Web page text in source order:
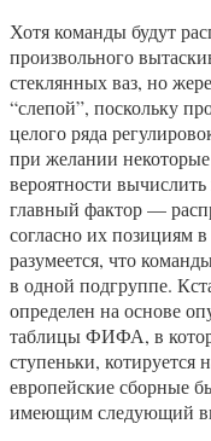
Хотя команды будут
произвольного
стеклянных ваз, но
“слепой”, поскольку
целого ряда
при желании
вероятности
главный фактор —
согласно их позициям
разумеется, что
в одной подгруппе.
определен на основе
таблицы ФИФА, в
ступеньки, котируется
европейские сборные
имеющим следующий